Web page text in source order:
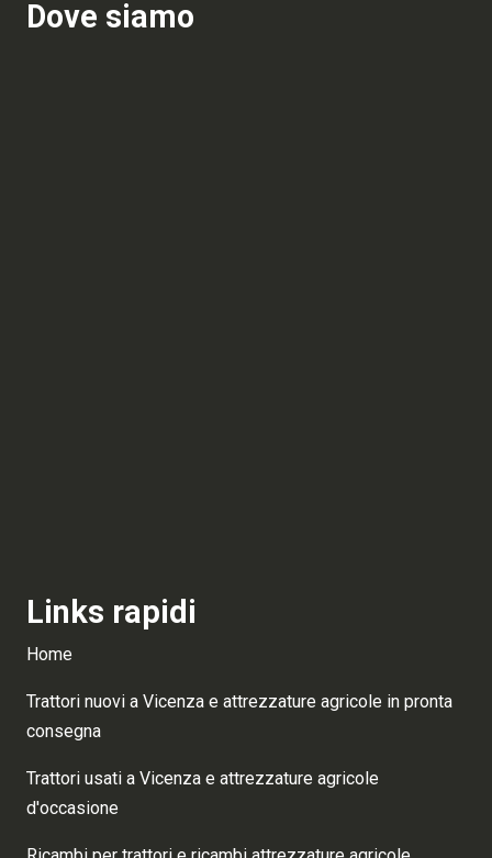
Dove siamo
Links rapidi
Home
Trattori nuovi a Vicenza e attrezzature agricole in pronta
consegna
Trattori usati a Vicenza e attrezzature agricole
d'occasione